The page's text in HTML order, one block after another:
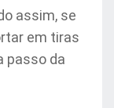
assim, se
em tiras
passo da